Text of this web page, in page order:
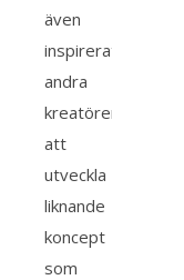
även
inspirerat
andra
kreatörer
att
utveckla
liknande
koncept
som